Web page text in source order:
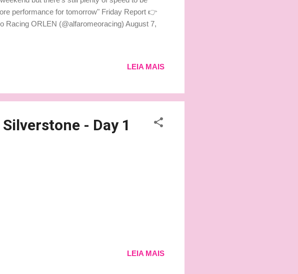
performance for tomorrow" Friday Report 👉
ORLEN (@alfaromeoracing) August 7,
LEIA MAIS
- Day 1
LEIA MAIS